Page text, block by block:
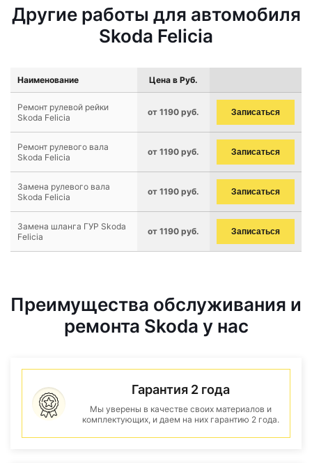
Другие работы для автомобиля
Skoda Felicia
Наименование Цена в Руб.
Ремонт рулевой рейки
Skoda Felicia
от 1190 руб. Записаться
Ремонт рулевого вала
Skoda Felicia
от 1190 руб. Записаться
Замена рулевого вала
Skoda Felicia
от 1190 руб. Записаться
Замена шланга ГУР Skoda
Felicia
от 1190 руб. Записаться
Преимущества обслуживания и
ремонта Skoda у нас
Гарантия 2 года
Мы уверены в качестве своих материалов и
комплектующих, и даем на них гарантию 2 года.